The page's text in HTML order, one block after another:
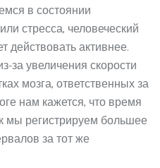
в состоянии
стресса, человеческий
действовать активнее.
за увеличения скорости
мозга, ответственных за
нам кажется, что время
мы регистрируем большее
за тот же